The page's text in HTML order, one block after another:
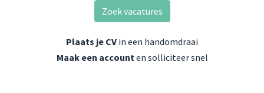
Zoek vacatures
Plaats je CV in een handomdraai
Maak een accounten solliciteer snel